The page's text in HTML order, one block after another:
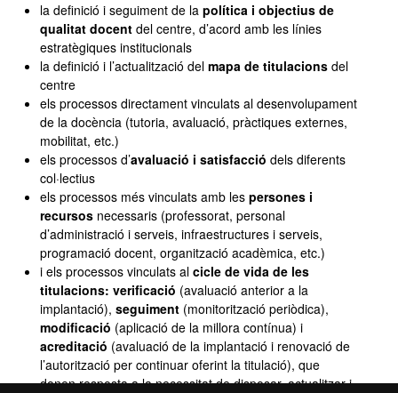
la definició i seguiment de la política i objectius de
qualitat docent del centre, d’acord amb les línies
estratègiques institucionals
la definició i l’actualització del mapa de titulacions del
centre
els processos directament vinculats al desenvolupament
de la docència (tutoria, avaluació, pràctiques externes,
mobilitat, etc.)
els processos d’avaluació i satisfacció dels diferents
col·lectius
els processos més vinculats amb les persones i
recursos necessaris (professorat, personal
d’administració i serveis, infraestructures i serveis,
programació docent, organització acadèmica, etc.)
i els processos vinculats al cicle de vida de les
titulacions: verificació (avaluació anterior a la
implantació), seguiment (monitorització periòdica),
modificació (aplicació de la millora contínua) i
acreditació (avaluació de la implantació i renovació de
l’autorització per continuar oferint la titulació), que
donen resposta a la necessitat de disposar, actualitzar i